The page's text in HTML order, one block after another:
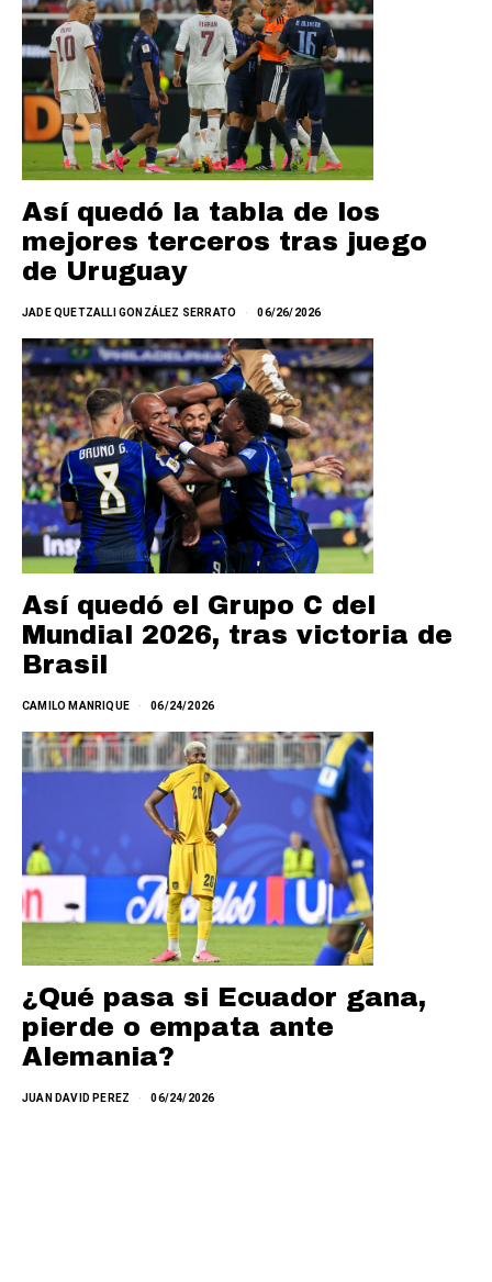
Así quedó la tabla de los
mejores terceros tras juego
de Uruguay
JADE QUETZALLI GONZÁLEZ SERRATO 06/26/2026
Así quedó el Grupo C del
Mundial 2026, tras victoria de
Brasil
CAMILO MANRIQUE 06/24/2026
¿Qué pasa si Ecuador gana,
pierde o empata ante
Alemania?
JUAN DAVID PEREZ 06/24/2026